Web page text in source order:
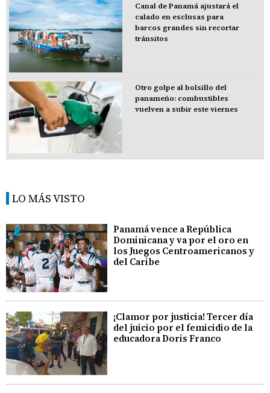
Canal de Panamá ajustará el
calado en esclusas para
barcos grandes sin recortar
tránsitos
Otro golpe al bolsillo del
panameño: combustibles
vuelven a subir este viernes
LO MÁS VISTO
Panamá vence a República
Dominicana y va por el oro en
los Juegos Centroamericanos y
del Caribe
¡Clamor por justicia! Tercer día
del juicio por el femicidio de la
educadora Doris Franco